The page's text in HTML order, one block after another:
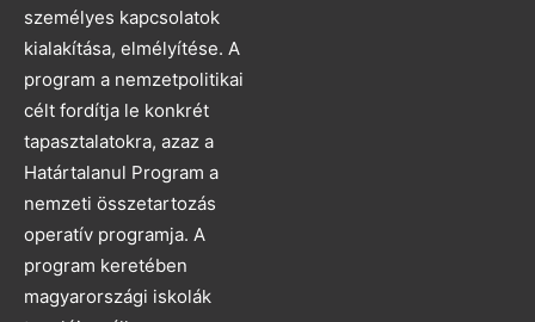
személyes kapcsolatok
kialakítása, elmélyítése. A
program a nemzetpolitikai
célt fordítja le konkrét
tapasztalatokra, azaz a
Határtalanul Program a
nemzeti összetartozás
operatív programja. A
program keretében
magyarországi iskolák